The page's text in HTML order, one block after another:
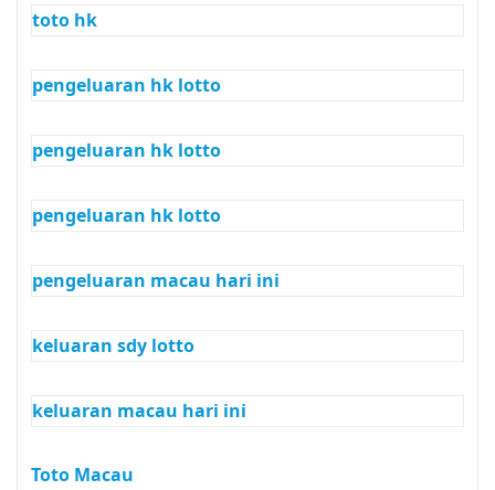
toto hk
pengeluaran hk lotto
pengeluaran hk lotto
pengeluaran hk lotto
pengeluaran macau hari ini
keluaran sdy lotto
keluaran macau hari ini
Toto Macau